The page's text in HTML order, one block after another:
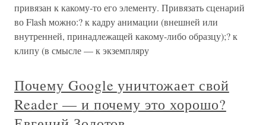
привязан к какому-то его элементу. Привязать сценарий
во Flash можно:? к кадру анимации (внешней или
внутренней, принадлежащей какому-либо образцу);? к
клипу (в смысле — к экземпляру
Почему Google уничтожает свой
Reader — и почему это хорошо?